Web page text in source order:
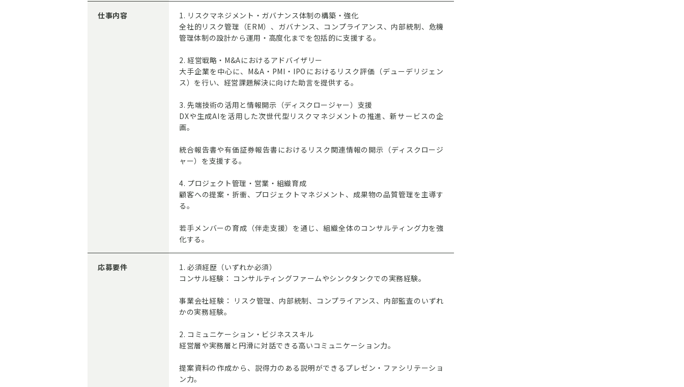
仕事内容
1. リスクマネジメント・ガバナンス体制の構築・強化
全社的リスク管理（ERM）、ガバナンス、コンプライアンス、内部統制、危機
管理体制の設計から運用・高度化までを包括的に支援する。
2. 経営戦略・M&Aにおけるアドバイザリー
大手企業を中心に、M&A・PMI・IPOにおけるリスク評価（デューデリジェン
ス）を行い、経営課題解決に向けた助言を提供する。
3. 先端技術の活用と情報開示（ディスクロージャー）支援
DXや生成AIを活用した次世代型リスクマネジメントの推進、新サービスの企
画。
統合報告書や有価証券報告書におけるリスク関連情報の開示（ディスクロージ
ャー）を支援する。
4. プロジェクト管理・営業・組織育成
顧客への提案・折衝、プロジェクトマネジメント、成果物の品質管理を主導す
る。
若手メンバーの育成（伴走支援）を通じ、組織全体のコンサルティング力を強
化する。
応募要件
1. 必須経歴（いずれか必須）
コンサル経験： コンサルティングファームやシンクタンクでの実務経験。
事業会社経験： リスク管理、内部統制、コンプライアンス、内部監査のいずれ
かの実務経験。
2. コミュニケーション・ビジネススキル
経営層や実務層と円滑に対話できる高いコミュニケーション力。
提案資料の作成から、説得力のある説明ができるプレゼン・ファシリテーショ
ン力。